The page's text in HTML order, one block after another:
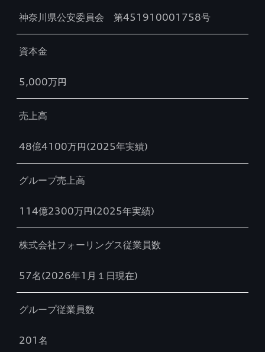
神奈川県公安委員会 第451910001758号
資本金
5,000万円
売上高
48億4100万円(2025年実績)
グループ売上高
114億2300万円(2025年実績)
株式会社フォーリングス従業員数
57名(2026年1月１日現在)
グループ従業員数
201名